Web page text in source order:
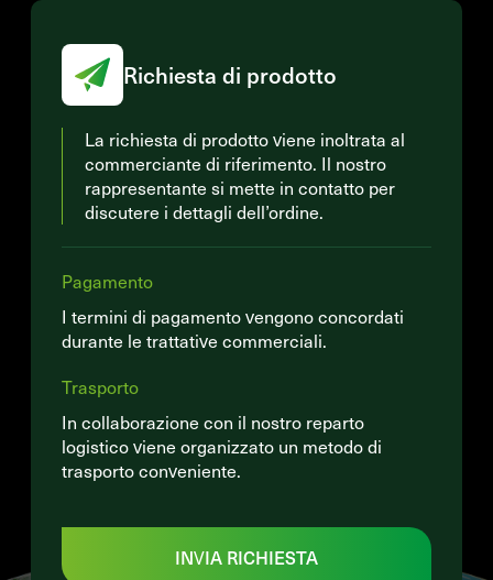
Richiesta di prodotto
La richiesta di prodotto viene inoltrata al
commerciante di riferimento. Il nostro
rappresentante si mette in contatto per
discutere i dettagli dell’ordine.
Pagamento
I termini di pagamento vengono concordati
durante le trattative commerciali.
Trasporto
In collaborazione con il nostro reparto
logistico viene organizzato un metodo di
trasporto conveniente.
INVIA RICHIESTA